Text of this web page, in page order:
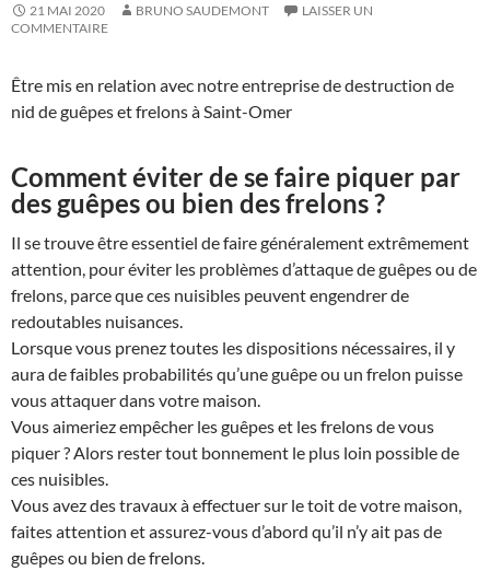
21 MAI 2020 BRUNO SAUDEMONT
LAISSER UN
COMMENTAIRE
Être mis en relation avec notre entreprise de destruction de
nid de guêpes et frelons à Saint-Omer
Comment éviter de se faire piquer par
des guêpes ou bien des frelons ?
Il se trouve être essentiel de faire généralement extrêmement
attention, pour éviter les problèmes d’attaque de guêpes ou de
frelons, parce que ces nuisibles peuvent engendrer de
redoutables nuisances.
Lorsque vous prenez toutes les dispositions nécessaires, il y
aura de faibles probabilités qu’une guêpe ou un frelon puisse
vous attaquer dans votre maison.
Vous aimeriez empêcher les guêpes et les frelons de vous
piquer ? Alors rester tout bonnement le plus loin possible de
ces nuisibles.
Vous avez des travaux à effectuer sur le toit de votre maison,
faites attention et assurez-vous d’abord qu’il n’y ait pas de
guêpes ou bien de frelons.